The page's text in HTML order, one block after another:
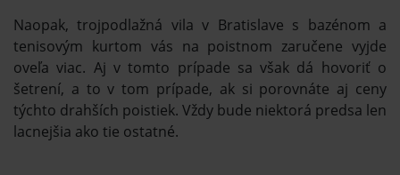
Naopak, trojpodlažná vila v Bratislave s bazénom a
tenisovým kurtom vás na poistnom zaručene vyjde
oveľa viac. Aj v tomto prípade sa však dá hovoriť o
šetrení, a to v tom prípade, ak si porovnáte aj ceny
týchto drahších poistiek. Vždy bude niektorá predsa len
lacnejšia ako tie ostatné.